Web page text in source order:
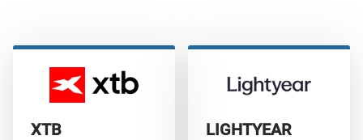
XTB LIGHTYEAR